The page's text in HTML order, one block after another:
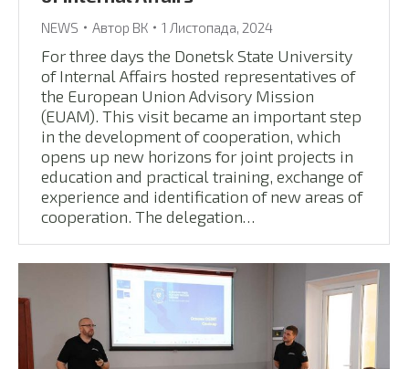
NEWS Автор ВК 1 Листопада, 2024
For three days the Donetsk State University
of Internal Affairs hosted representatives of
the European Union Advisory Mission
(EUAM). This visit became an important step
in the development of cooperation, which
opens up new horizons for joint projects in
education and practical training, exchange of
experience and identification of new areas of
cooperation. The delegation…